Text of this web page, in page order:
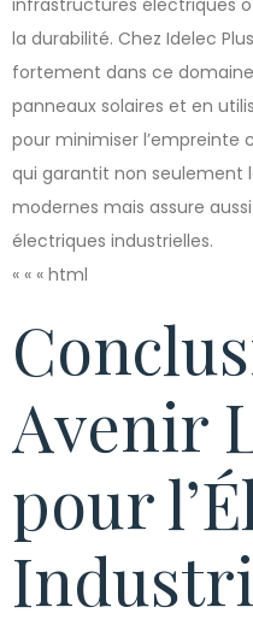
infrastructures électriques
la durabilité. Chez Idelec
fortement dans ce
panneaux solaires et en
pour minimiser l’empreinte
qui garantit non seulement
modernes mais assure
électriques industrielles.
« « « html
Avenir
pour